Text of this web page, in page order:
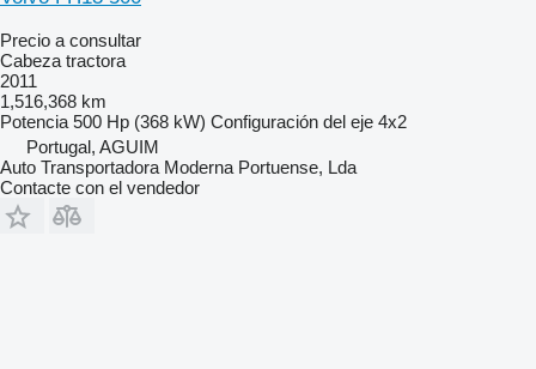
Precio a consultar
Cabeza tractora
2011
1,516,368 km
Potencia 500 Hp (368 kW) Configuración del eje 4x2
Portugal, AGUIM
Auto Transportadora Moderna Portuense, Lda
Contacte con el vendedor